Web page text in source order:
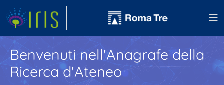
Benvenuti nell'Anagrafe della
Ricerca d'Ateneo